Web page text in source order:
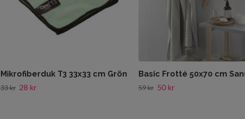
Mikrofiberduk T3 33x33 cm Grön
33 kr 28 kr
Basic Frotté 50x70 cm
59 kr 50 kr